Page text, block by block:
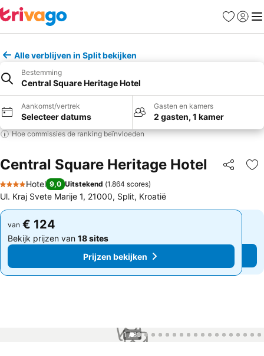
Favorieten
Alle verblijven in Split bekijken
Bestemming
Central Square Heritage Hotel
Aankomst/vertrek
Selecteer datums
Gasten en kamers
2 gasten, 1 kamer
Hoe commissies de ranking beïnvloeden
Central Square Heritage Hotel Delen
4 Sterren
Hotel 9,0 Uitstekend (1.864 scores)
Ul. Kraj Svete Marije 1, 21000, Split, Kroatië
van € 124
Bekijk prijzen van 18 sites
Prijzen bekijken
van € 124
Bekijk prijzen van 18 sites
Prijzen bekijken
1 / 80